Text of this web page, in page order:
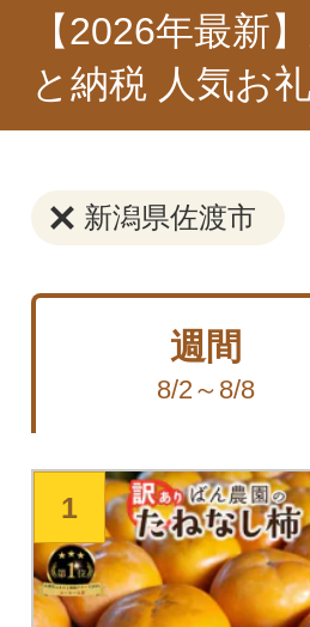
【2026年最新
と納税 人気お
新潟県佐渡市
週間
8/2～8/8
1